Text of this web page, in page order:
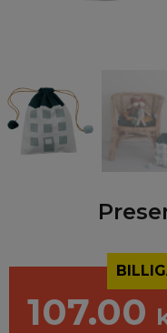
107.00